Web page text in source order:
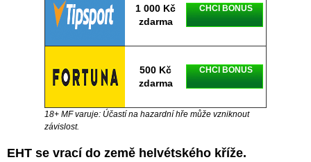
1 000 Kč
zdarma
CHCI BONUS
500 Kč
zdarma
CHCI BONUS
18+ MF varuje: Účastí na hazardní hře může vzniknout
závislost.
EHT se vrací do země helvétského kříže.